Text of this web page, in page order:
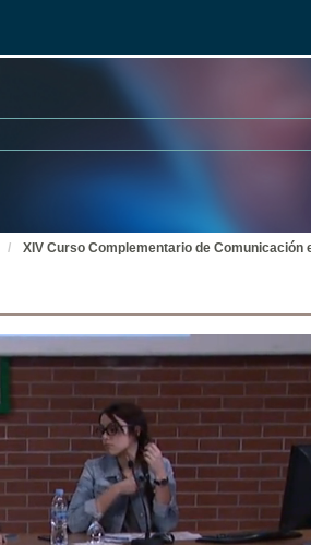
XIV Curso Complementario de Comunicación